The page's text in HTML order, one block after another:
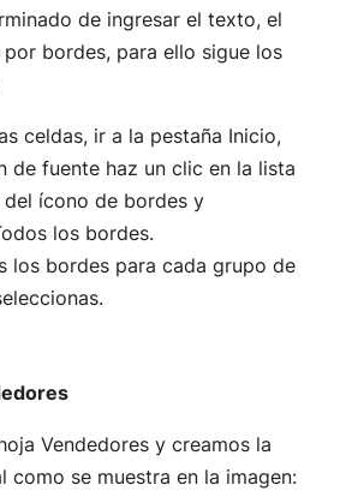
de ingresar el texto, el
bordes, para ello sigue los
celdas, ir a la pestaña Inicio,
de fuente haz un clic en la lista
ícono de bordes y
los bordes.
los bordes para cada grupo de
Vendedores y creamos la
como se muestra en la imagen: